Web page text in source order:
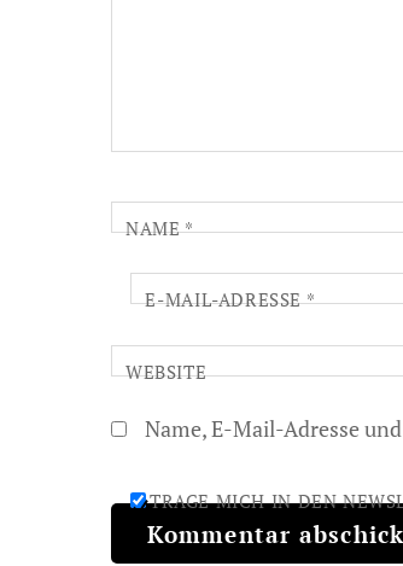
NAME*
E-MAIL-ADRESSE*
WEBSITE
Name, E-Mail-Adresse
TRAGE MICH IN DEN